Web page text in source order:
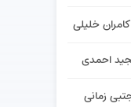
خلیلی
زمانی